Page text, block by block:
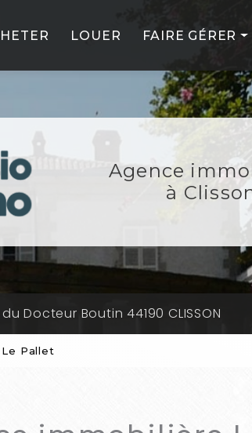
LOUER FAIRE GÉRER
PARTICULIERS
NOS
Agence
à
Docteur Boutin 44190 CLISSON
Pallet